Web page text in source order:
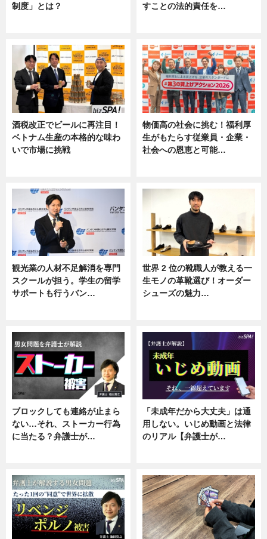
制度」とは？ すことの法的責任を…
酒税改正でビールに再注目！
ベトナム生産の本格的な味わ
いで市場に挑戦
物価高の社会に挑む！福利厚
生がもたらす従業員・企業・
社会への恩恵と可能…
観光業の人材不足解消を専門
スクールが担う。学生の留学
サポートも行うバン…
世界 2 位の靴職人が教える一
生モノの革靴選び！オーダー
シューズの魅力…
ブロックしても連絡が止まら
ない…それ、ストーカー行為
に当たる？弁護士が…
「未成年だから大丈夫」は通
用しない。いじめ動画と法律
のリアル【弁護士が…